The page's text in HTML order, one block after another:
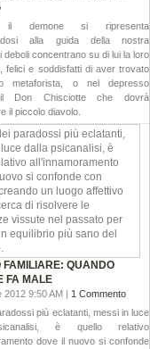
il demone si ripresenta
alla guida della nostra
deboli concentrano su di lui la loro
felici e soddisfatti di aver trovato
metaforista, o nel depresso
Don Chisciotte che dovrà
il piccolo diavolo.
FAMILIARE: QUANDO
FA MALE
2012 9:50 AM | 1 Commento
più eclatanti, messi in luce
è quello relativo
dove il nuovo si confonde